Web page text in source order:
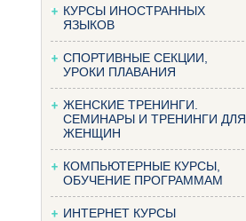
КУРСЫ ИНОСТРАННЫХ
ЯЗЫКОВ
СПОРТИВНЫЕ СЕКЦИИ,
УРОКИ ПЛАВАНИЯ
ЖЕНСКИЕ ТРЕНИНГИ.
СЕМИНАРЫ И ТРЕНИНГИ ДЛЯ
ЖЕНЩИН
КОМПЬЮТЕРНЫЕ КУРСЫ,
ОБУЧЕНИЕ ПРОГРАММАМ
ИНТЕРНЕТ КУРСЫ